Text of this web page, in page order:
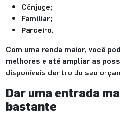
Cônjuge;
Familiar;
Parceiro.
Com uma renda maior, você
melhores e até ampliar as
disponíveis dentro do seu
Dar uma entrada
bastante